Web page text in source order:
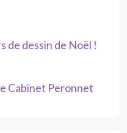
de dessin de Noël !
Cabinet Peronnet